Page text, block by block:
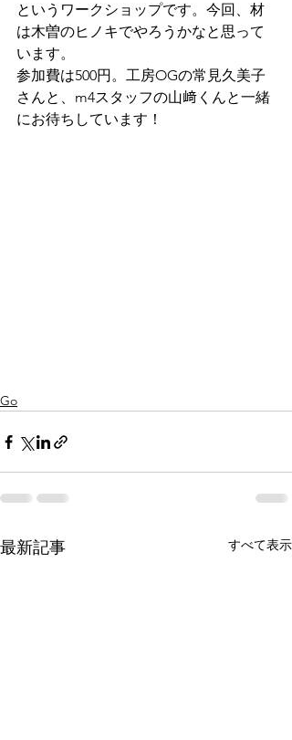
というワークショップです。今回、材
は木曽のヒノキでやろうかなと思って
います。
参加費は500円。工房OGの常見久美子
さんと、m4スタッフの山﨑くんと一緒
にお待ちしています！
Go
最新記事 すべて表示